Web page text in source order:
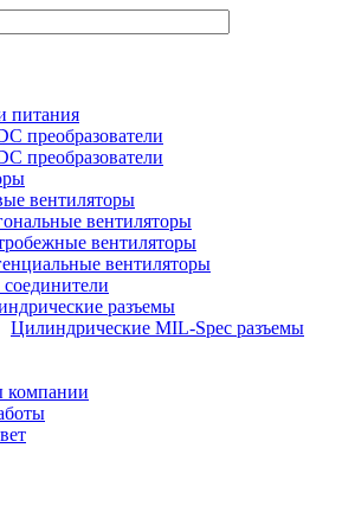
питания
преобразователи
преобразователи
вентиляторы
вентиляторы
вентиляторы
вентиляторы
разъемы
Цилиндрические MIL-Spec разъемы
компании